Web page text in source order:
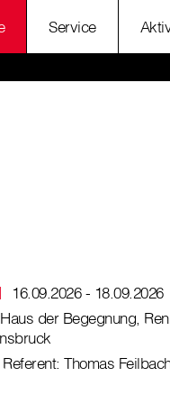
Service
16.09.2026- 18.09.2026
Haus der Begegnung,
Referent: Thomas